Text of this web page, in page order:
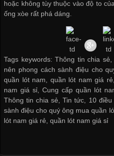
hoặc không tùy thuộc vào độ to
ống xòe rất phá dáng.
Tags keywords: Thông tin chia
nên phong cách sành điệu cho
quần lót nam, quần lót nam giá
nam giá sỉ ,Cung cấp quần lót
Thông tin chia sẻ ,Tin tức
10
sành điệu cho quý ông mua quần
lót nam giá rẻ ,quần lót nam giá sỉ